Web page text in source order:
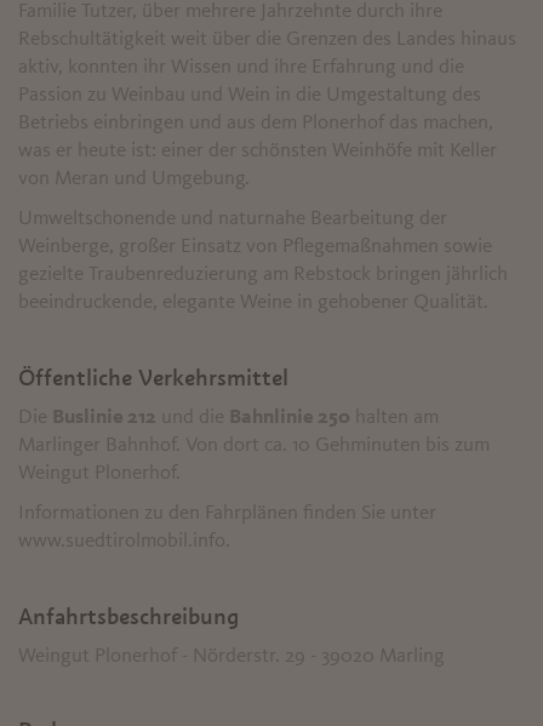
Familie Tutzer, über mehrere Jahrzehnte durch ihre
Rebschultätigkeit weit über die Grenzen des Landes hinaus
aktiv, konnten ihr Wissen und ihre Erfahrung und die
Passion zu Weinbau und Wein in die Umgestaltung des
Betriebs einbringen und aus dem Plonerhof das machen,
was er heute ist: einer der schönsten Weinhöfe mit Keller
von Meran und Umgebung.
Umweltschonende und naturnahe Bearbeitung der
Weinberge, großer Einsatz von Pflegemaßnahmen sowie
gezielte Traubenreduzierung am Rebstock bringen jährlich
beeindruckende, elegante Weine in gehobener Qualität.
Öffentliche Verkehrsmittel
Die Buslinie 212 und die Bahnlinie 250 halten am
Marlinger Bahnhof. Von dort ca. 10 Gehminuten bis zum
Weingut Plonerhof.
Informationen zu den Fahrplänen finden Sie unter
www.suedtirolmobil.info.
Anfahrtsbeschreibung
Weingut Plonerhof - Nörderstr. 29 - 39020 Marling